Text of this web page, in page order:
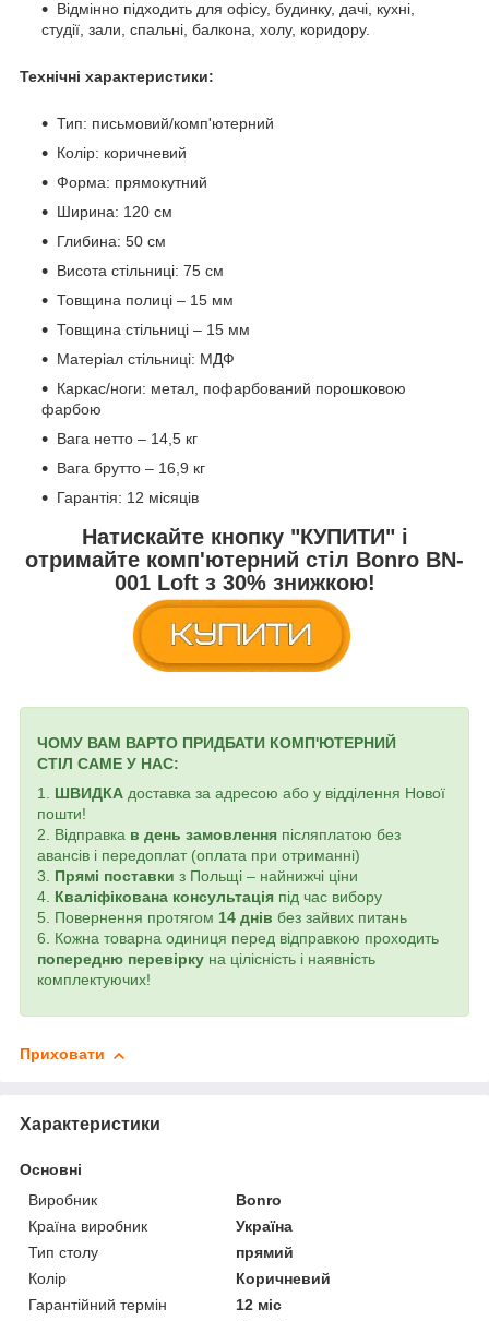
Відмінно підходить для офісу, будинку, дачі, кухні,
студії, зали, спальні, балкона, холу, коридору.
Технічні характеристики:
Тип: письмовий/комп'ютерний
Колір: коричневий
Форма: прямокутний
Ширина: 120 см
Глибина: 50 см
Висота стільниці: 75 см
Товщина полиці – 15 мм
Товщина стільниці – 15 мм
Матеріал стільниці: МДФ
Каркас/ноги: метал, пофарбований порошковою
фарбою
Вага нетто – 14,5 кг
Вага брутто – 16,9 кг
Гарантія: 12 місяців
Натискайте кнопку "КУПИТИ" і
отримайте комп'ютерний стіл Bonro BN-
001 Loft з30% знижкою!
ЧОМУ ВАМ ВАРТО ПРИДБАТИ КОМП'ЮТЕРНИЙ
СТІЛ САМЕ У НАС:
1. ШВИДКА доставка за адресою або у відділення Нової
пошти!
2. Відправка в день замовлення післяплатою без
авансів і передоплат (оплата при отриманні)
3. Прямі поставки з Польщі – найнижчі ціни
4. Кваліфікована консультація під час вибору
5. Повернення протягом 14 днів без зайвих питань
6. Кожна товарна одиниця перед відправкою проходить
попередню перевірку на цілісність і наявність
комплектуючих!
Приховати
Характеристики
Основні
Виробник
Bonro
Країна виробник
Україна
Тип столу
прямий
Колір
Коричневий
Гарантійний термін
12 міс